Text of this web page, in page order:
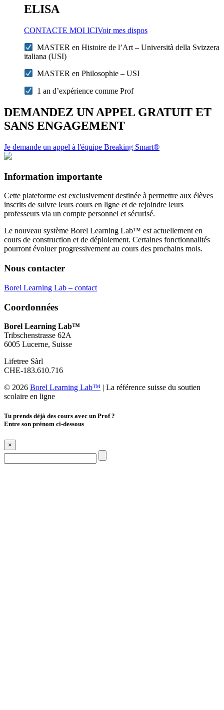
ELISA
CONTACTE MOI ICIVoir mes dispos
MASTER en Histoire de l’Art – Università della Svizzera
italiana (USI)
MASTER en Philosophie – USI
1 an d’expérience comme Prof
DEMANDEZ UN APPEL GRATUIT ET
SANS ENGAGEMENT
Je demande un appel à l'équipe Breaking Smart®
Information importante
Cette plateforme est exclusivement destinée à permettre aux élèves
inscrits de suivre leurs cours en ligne et de rejoindre leurs
professeurs via un compte personnel et sécurisé.
Le nouveau système Borel Learning Lab™ est actuellement en
cours de construction et de déploiement. Certaines fonctionnalités
pourront évoluer progressivement au cours des prochains mois.
Nous contacter
Borel Learning Lab – contact
Coordonnées
Borel Learning Lab™
Tribschenstrasse 62A
6005 Lucerne, Suisse
Lifetree Sàrl
CHE-183.610.716
© 2026 Borel Learning Lab™ | La référence suisse du soutien
scolaire en ligne
Tu prends déjà des cours avec un Prof ?
Entre son prénom ci-dessous
×